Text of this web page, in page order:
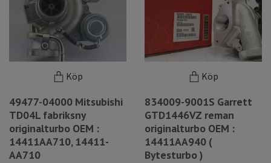
Köp
49477-04000 Mitsubishi
TD04L fabriksny
originalturbo OEM :
14411AA710, 14411-
AA710
Köp
834009-9001S Garrett
GTD1446VZ reman
originalturbo OEM :
14411AA940 (
Bytesturbo )